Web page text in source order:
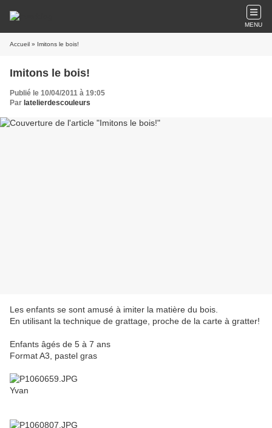
MENU
Accueil » Imitons le bois!
Imitons le bois!
Publié le 10/04/2011 à 19:05
Par latelierdescouleurs
Les enfants se sont amusé à imiter la matière du bois.
En utilisant la technique de grattage, proche de la carte à gratter!
Enfants âgés de 5 à 7 ans
Format A3, pastel gras
Yvan